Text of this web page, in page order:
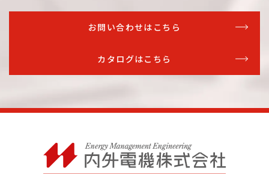
お問い合わせはこちら
カタログはこちら